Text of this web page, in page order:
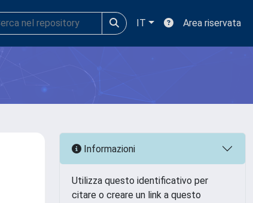
IT Area riservata
Informazioni
Utilizza questo identificativo per
citare o creare un link a questo